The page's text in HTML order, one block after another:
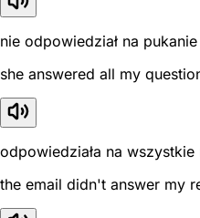
nie odpowiedział na
she answered all my
odpowiedziała na
the email didn't answer my